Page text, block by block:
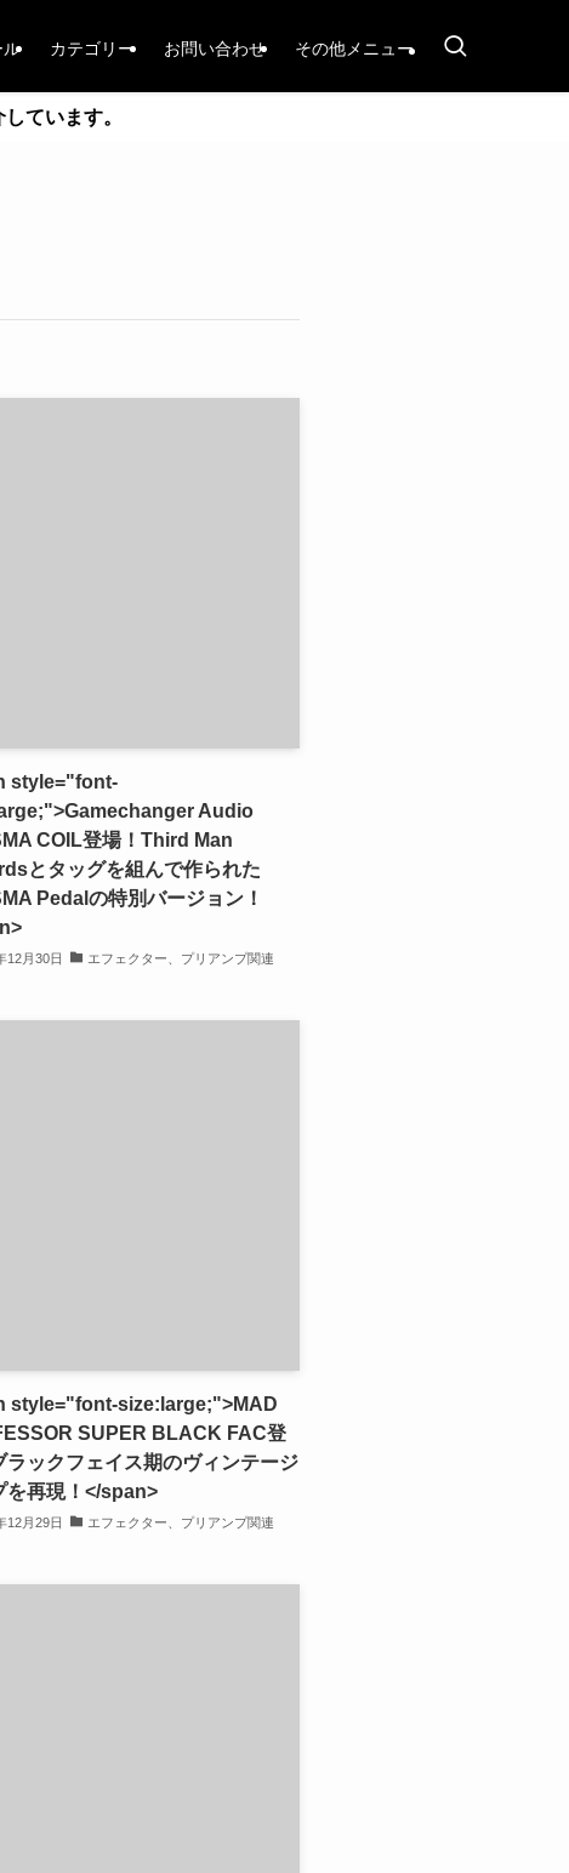
ル カテゴリー お問い合わせ その他メニュー
ています。
style="font-
Audio
COIL登場！Third Man
とタッグを組んで作られた
Pedalの特別バージョン！
12月30日 エフェクター、プリアンプ関連
style="font-size:large;">MAD
SUPER BLACK FAC登
ラックフェイス期のヴィンテージ
を再現！</span>
12月29日 エフェクター、プリアンプ関連